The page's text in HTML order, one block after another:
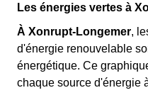
Les énergies vertes à
À Xonrupt-Longemer,
d'énergie renouvelable
énergétique. Ce
chaque source d'énergie